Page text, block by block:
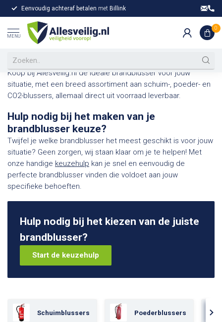
Eenvoudig achteraf betalen met Billink
MENU
0
Home / Brandblussers
Brandblusser kopen op
Allesveilig.nl
Koop bij Allesveilig.nl de ideale brandblusser voor jouw
situatie, met een breed assortiment aan schuim-, poeder- en
CO2-blussers, allemaal direct uit voorraad leverbaar.
Hulp nodig bij het maken van je
brandblusser keuze?
Twijfel je welke brandblusser het meest geschikt is voor jouw
situatie? Geen zorgen, wij staan klaar om je te helpen! Met
onze handige keuzehulp kan je snel en eenvoudig de
perfecte brandblusser vinden die voldoet aan jouw
specifieke behoeften.
Hulp nodig bij het kiezen van de juiste
brandblusser?
Start de keuzehulp
Schuimblussers Poederblussers